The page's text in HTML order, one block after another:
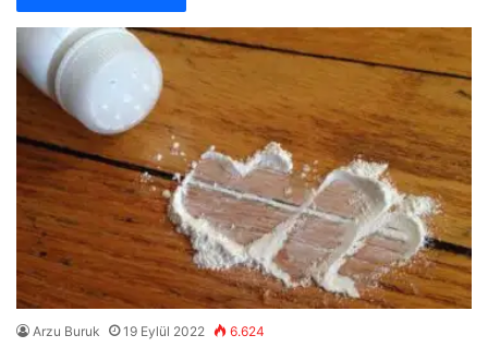
Arzu Buruk 19 Eylül 2022 6.624